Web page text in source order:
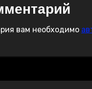
вам необходимо